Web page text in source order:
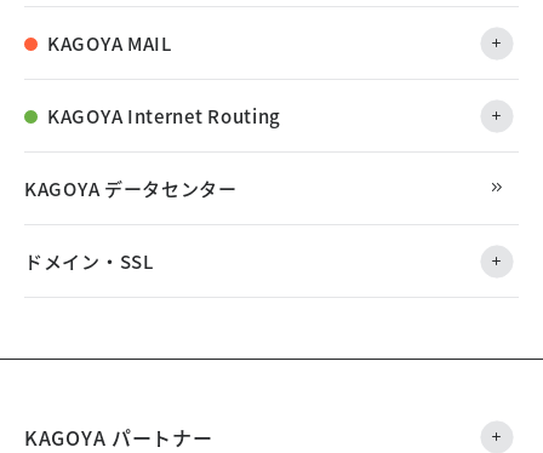
KAGOYA MAIL
KAGOYA Internet Routing
KAGOYA データセンター
ドメイン・SSL
KAGOYA パートナー